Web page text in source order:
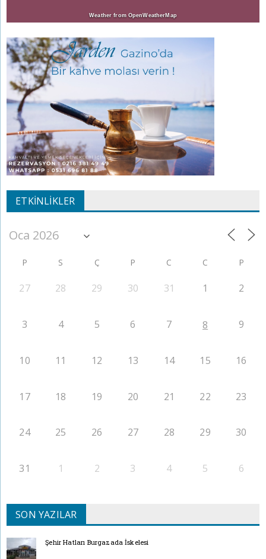
Weather from OpenWeatherMap
ETKINLIKLER
P S Ç P C C P
27 28 29 30 31 1 2
3 4 5 6 7 8 9
10 11 12 13 14 15 16
17 18 19 20 21 22 23
24 25 26 27 28 29 30
31 1 2 3 4 5 6
SON YAZILAR
Şehir Hatları Burgazada İskelesi